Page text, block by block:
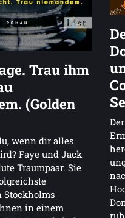
Trau ihm
(Golden
wenn dir alles
Faye und Jack
Traumpaar. Sie
Stockholms
in einem